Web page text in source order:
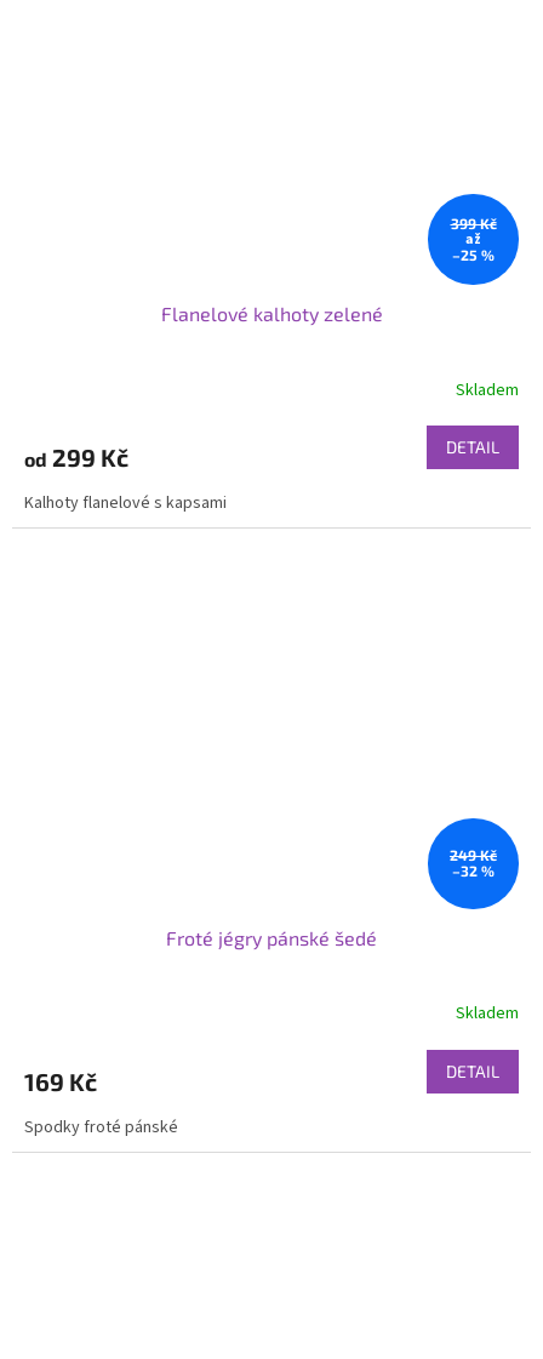
399 Kč
až
–25 %
Flanelové kalhoty zelené
Skladem
od 299 Kč DETAIL
Kalhoty flanelové s kapsami
249 Kč
–32 %
Froté jégry pánské šedé
Skladem
169 Kč DETAIL
Spodky froté pánské